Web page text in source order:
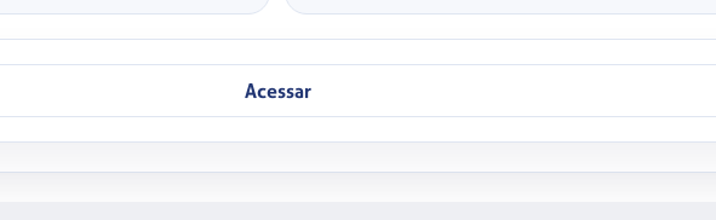
Acessar